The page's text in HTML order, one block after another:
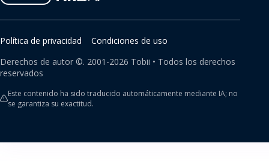
on
Facebook
on
Linkedin
on
Instagram
on
Twitter
on
Youtube
Política de privacidad
Condiciones de uso
Derechos de autor ©. 2001-2026 Tobii • Todos los derechos
reservados
Este contenido ha sido traducido automáticamente mediante IA; no
se garantiza su exactitud.